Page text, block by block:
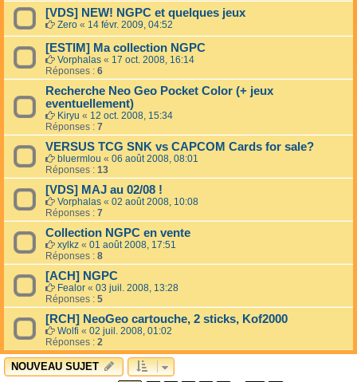
[VDS] NEW! NGPC et quelques jeux
Zero « 14 févr. 2009, 04:52
[ESTIM] Ma collection NGPC
Vorphalas « 17 oct. 2008, 16:14
Réponses : 6
Recherche Neo Geo Pocket Color (+ jeux
eventuellement)
Kiryu « 12 oct. 2008, 15:34
Réponses : 7
VERSUS TCG SNK vs CAPCOM Cards for sale?
bluermlou « 06 août 2008, 08:01
Réponses : 13
[VDS] MAJ au 02/08 !
Vorphalas « 02 août 2008, 10:08
Réponses : 7
Collection NGPC en vente
xylkz « 01 août 2008, 17:51
Réponses : 8
[ACH] NGPC
Fealor « 03 juil. 2008, 13:28
Réponses : 5
[RCH] NeoGeo cartouche, 2 sticks, Kof2000
Wolfi « 02 juil. 2008, 01:02
Réponses : 2
NOUVEAU SUJET